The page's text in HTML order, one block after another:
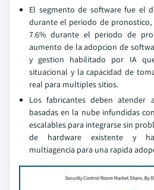
El segmento de software fue el
durante el periodo de pronostico,
7.6% durante el periodo de
aumento de la adopcion de
y gestion habilitado por IA
situacional y la capacidad de
real para multiples sitios.
Los fabricantes deben atender
basadas en la nube infundidas
escalables para integrarse sin
de hardware existente y
multiagencia para una rapida